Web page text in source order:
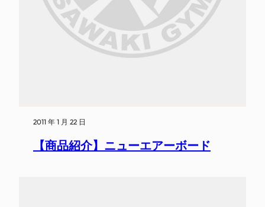
2011 年 1 月 22 日
【商品紹介】ニューエアーボード